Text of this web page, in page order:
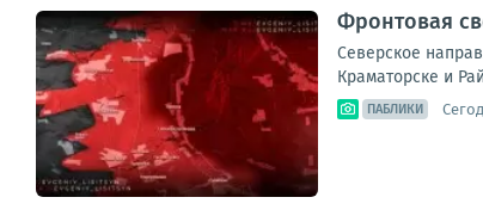
Фронтовая
Северское
Краматорске и
ПАБЛИКИ